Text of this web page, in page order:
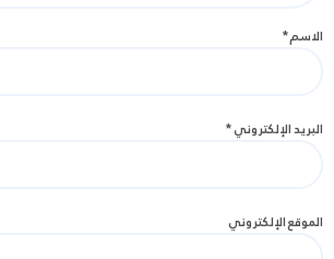
الاسم*
البريد الإلكتروني*
الموقع الإلكتروني